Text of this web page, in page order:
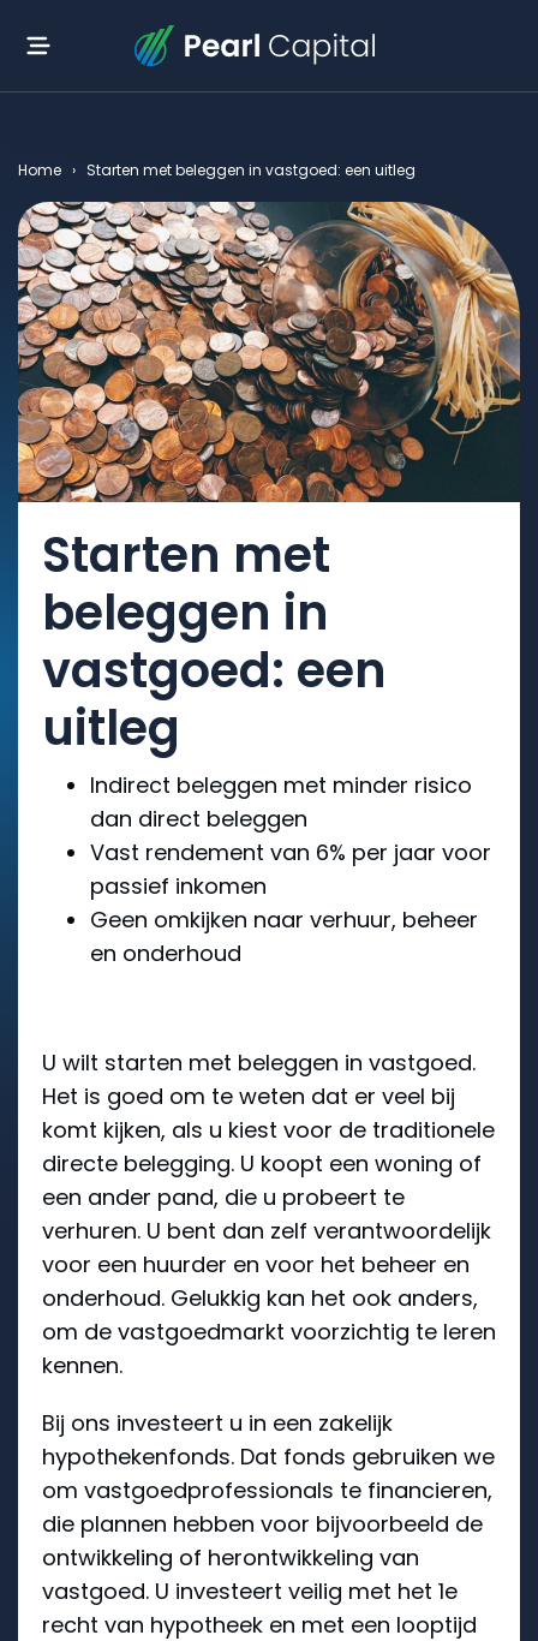
Home › Starten met beleggen in vastgoed: een uitleg
Starten met
beleggen in
vastgoed: een
uitleg
Indirect beleggen met minder risico
dan direct beleggen
Vast rendement van 6% per jaar voor
passief inkomen
Geen omkijken naar verhuur, beheer
en onderhoud
U wilt starten met beleggen in vastgoed.
Het is goed om te weten dat er veel bij
komt kijken, als u kiest voor de traditionele
directe belegging. U koopt een woning of
een ander pand, die u probeert te
verhuren. U bent dan zelf verantwoordelijk
voor een huurder en voor het beheer en
onderhoud. Gelukkig kan het ook anders,
om de vastgoedmarkt voorzichtig te leren
kennen.
Bij ons investeert u in een zakelijk
hypothekenfonds. Dat fonds gebruiken we
om vastgoedprofessionals te financieren,
die plannen hebben voor bijvoorbeeld de
ontwikkeling of herontwikkeling van
vastgoed. U investeert veilig met het 1e
recht van hypotheek en met een looptijd